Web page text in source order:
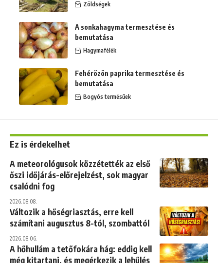
Zöldségek
A sonkahagyma termesztése és
bemutatása
Hagymafélék
Fehérözön paprika termesztése és
bemutatása
Bogyós termésűek
Ez is érdekelhet
A meteorológusok közzétették az első
őszi időjárás-előrejelzést, sok magyar
csalódni fog
2026.08.08.
Változik a hőségriasztás, erre kell
számítani augusztus 8-tól, szombattól
2026.08.06.
A hőhullám a tetőfokára hág: eddig kell
még kitartani, és megérkezik a lehűlés